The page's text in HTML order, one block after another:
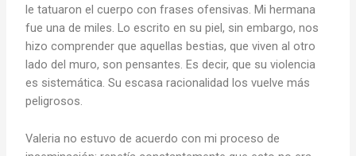
le tatuaron el cuerpo con frases ofensivas. Mi hermana
fue una de miles. Lo escrito en su piel, sin embargo, nos
hizo comprender que aquellas bestias, que viven al otro
lado del muro, son pensantes. Es decir, que su violencia
es sistemática. Su escasa racionalidad los vuelve más
peligrosos.
Valeria no estuvo de acuerdo con mi proceso de